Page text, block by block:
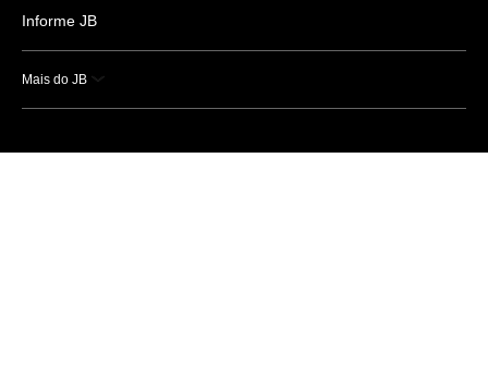
Informe JB
Mais do JB
Esportes